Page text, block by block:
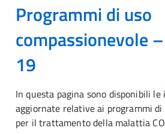
Programmi di uso
compassionevole
19
In questa pagina sono disponibili
aggiornate relative ai programmi di
per il trattamento della malattia